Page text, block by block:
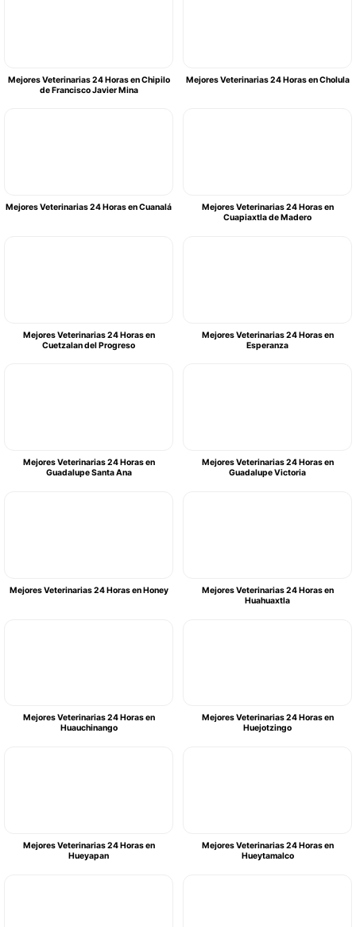
Mejores Veterinarias 24 Horas en Chipilo
de Francisco Javier Mina
Mejores Veterinarias 24 Horas en Cholula
Mejores Veterinarias 24 Horas en Cuanalá
Mejores Veterinarias 24 Horas en
Cuapiaxtla de Madero
Mejores Veterinarias 24 Horas en
Cuetzalan del Progreso
Mejores Veterinarias 24 Horas en
Esperanza
Mejores Veterinarias 24 Horas en
Guadalupe Santa Ana
Mejores Veterinarias 24 Horas en
Guadalupe Victoria
Mejores Veterinarias 24 Horas en Honey
Mejores Veterinarias 24 Horas en
Huahuaxtla
Mejores Veterinarias 24 Horas en
Huauchinango
Mejores Veterinarias 24 Horas en
Huejotzingo
Mejores Veterinarias 24 Horas en
Hueyapan
Mejores Veterinarias 24 Horas en
Hueytamalco